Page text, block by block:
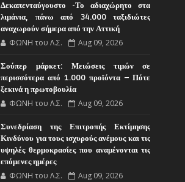
Δεκαπενταύγουστο -Το αδιαχώρητο στα
λιμάνια, πάνω από 34.000 ταξιδιώτες
αναχωρούν σήμερα από την Αττική
ΦΩΝΗ του Λ.Σ. Aug 09, 2026
Σούπερ μάρκετ: Μειώσεις τιμών σε
περισσότερα από 1.000 προϊόντα – Πότε
ξεκινά η πρωτοβουλία
ΦΩΝΗ του Λ.Σ. Aug 09, 2026
Συνεδρίαση της Επιτροπής Εκτίμησης
Κινδύνου για τους ισχυρούς ανέμους και τις
υψηλές θερμοκρασίες που αναμένονται τις
επόμενες ημέρες
ΦΩΝΗ του Λ.Σ. Aug 09, 2026